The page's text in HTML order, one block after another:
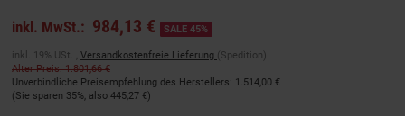
inkl. MwSt.: 984,13 € SALE 45%
inkl. 19% USt. , Versandkostenfreie Lieferung (Spedition)
Alter Preis: 1.801,66 €
Unverbindliche Preisempfehlung des Herstellers: 1.514,00 €
(Sie sparen 35%, also 445,27 €)